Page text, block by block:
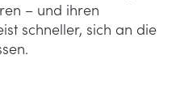
– und ihren
schneller, sich an die